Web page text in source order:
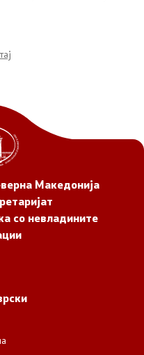
седниците на
Македонија
со невладините